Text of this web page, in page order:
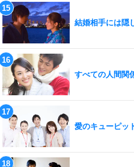
結婚相手には隠
すべての人間関
愛のキューピッ